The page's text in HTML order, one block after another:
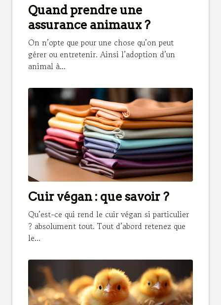
Quand prendre une
assurance animaux ?
On n’opte que pour une chose qu’on peut
gérer ou entretenir. Ainsi l’adoption d’un
animal à...
Cuir végan : que savoir ?
Qu’est-ce qui rend le cuir végan si particulier
? absolument tout. Tout d’abord retenez que
le...